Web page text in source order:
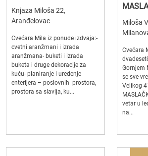
Knjaza Miloša 22,
Aranđelovac
Cvećara Mila iz ponude izdvaja:-
cvetni aranžmani i izrada
aranžmana- buketi i izrada
buketa i druge dekoracije za
kuću- planiranje i uređenje
enterijera – poslovnih prostora,
prostora sa slavlja, ku...
Miloša
Cvećara
Gornjem
se sve
Velikog
vetar u
na...